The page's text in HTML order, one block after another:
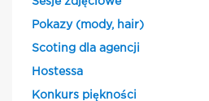
Pokazy (mody, hair)
Scoting dla agencji
Hostessa
Konkurs piękności